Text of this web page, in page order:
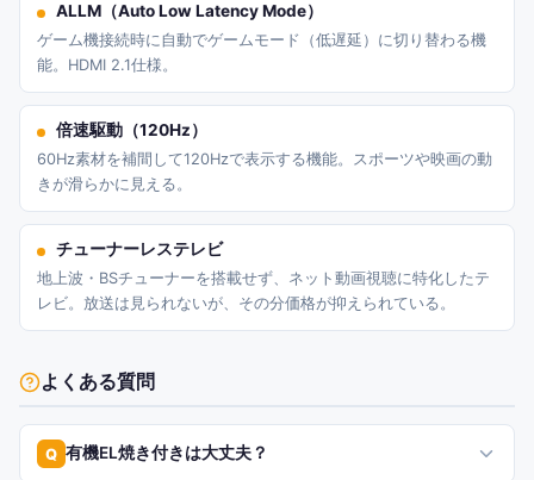
ALLM（Auto Low Latency Mode）
ゲーム機接続時に自動でゲームモード（低遅延）に切り替わる機
能。HDMI 2.1仕様。
倍速駆動（120Hz）
60Hz素材を補間して120Hzで表示する機能。スポーツや映画の動
きが滑らかに見える。
チューナーレステレビ
地上波・BSチューナーを搭載せず、ネット動画視聴に特化したテ
レビ。放送は見られないが、その分価格が抑えられている。
よくある質問
Q 有機EL焼き付きは大丈夫？